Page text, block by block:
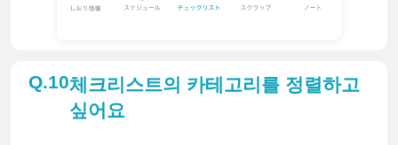
10체크리스트의 카테고리를 정렬하고
싶어요